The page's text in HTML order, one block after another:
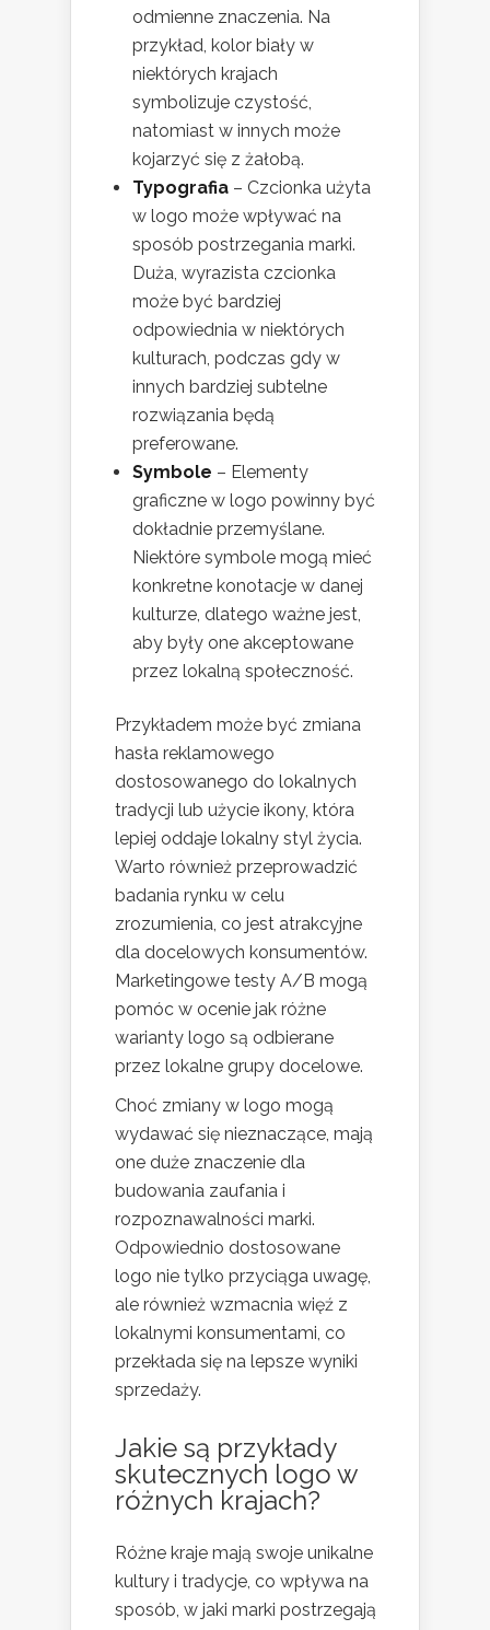
odmienne znaczenia. Na
przykład, kolor biały w
niektórych krajach
symbolizuje czystość,
natomiast w innych może
kojarzyć się z żałobą.
Typografia – Czcionka użyta
w logo może wpływać na
sposób postrzegania marki.
Duża, wyrazista czcionka
może być bardziej
odpowiednia w niektórych
kulturach, podczas gdy w
innych bardziej subtelne
rozwiązania będą
preferowane.
Symbole – Elementy
graficzne w logo powinny być
dokładnie przemyślane.
Niektóre symbole mogą mieć
konkretne konotacje w danej
kulturze, dlatego ważne jest,
aby były one akceptowane
przez lokalną społeczność.
Przykładem może być zmiana
hasła reklamowego
dostosowanego do lokalnych
tradycji lub użycie ikony, która
lepiej oddaje lokalny styl życia.
Warto również przeprowadzić
badania rynku w celu
zrozumienia, co jest atrakcyjne
dla docelowych konsumentów.
Marketingowe testy A/B mogą
pomóc w ocenie jak różne
warianty logo są odbierane
przez lokalne grupy docelowe.
Choć zmiany w logo mogą
wydawać się nieznaczące, mają
one duże znaczenie dla
budowania zaufania i
rozpoznawalności marki.
Odpowiednio dostosowane
logo nie tylko przyciąga uwagę,
ale również wzmacnia więź z
lokalnymi konsumentami, co
przekłada się na lepsze wyniki
sprzedaży.
Jakie są przykłady
skutecznych logo w
różnych krajach?
Różne kraje mają swoje unikalne
kultury i tradycje, co wpływa na
sposób, w jaki marki postrzegają